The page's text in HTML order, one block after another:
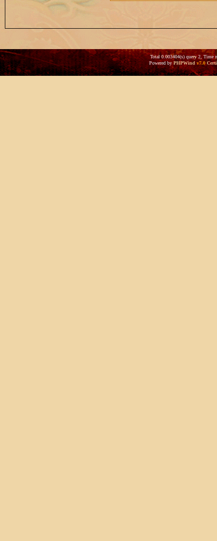
Total 0.003404(s) query 2, Time
Powered byPHPWind v7.0